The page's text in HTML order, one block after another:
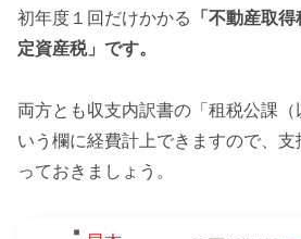
初年度１回だけかかる
「不動産取
定資産税」です。
両方とも収支内訳書の「租税公課（
いう欄に経費計上できますので、支
っておきましょう。